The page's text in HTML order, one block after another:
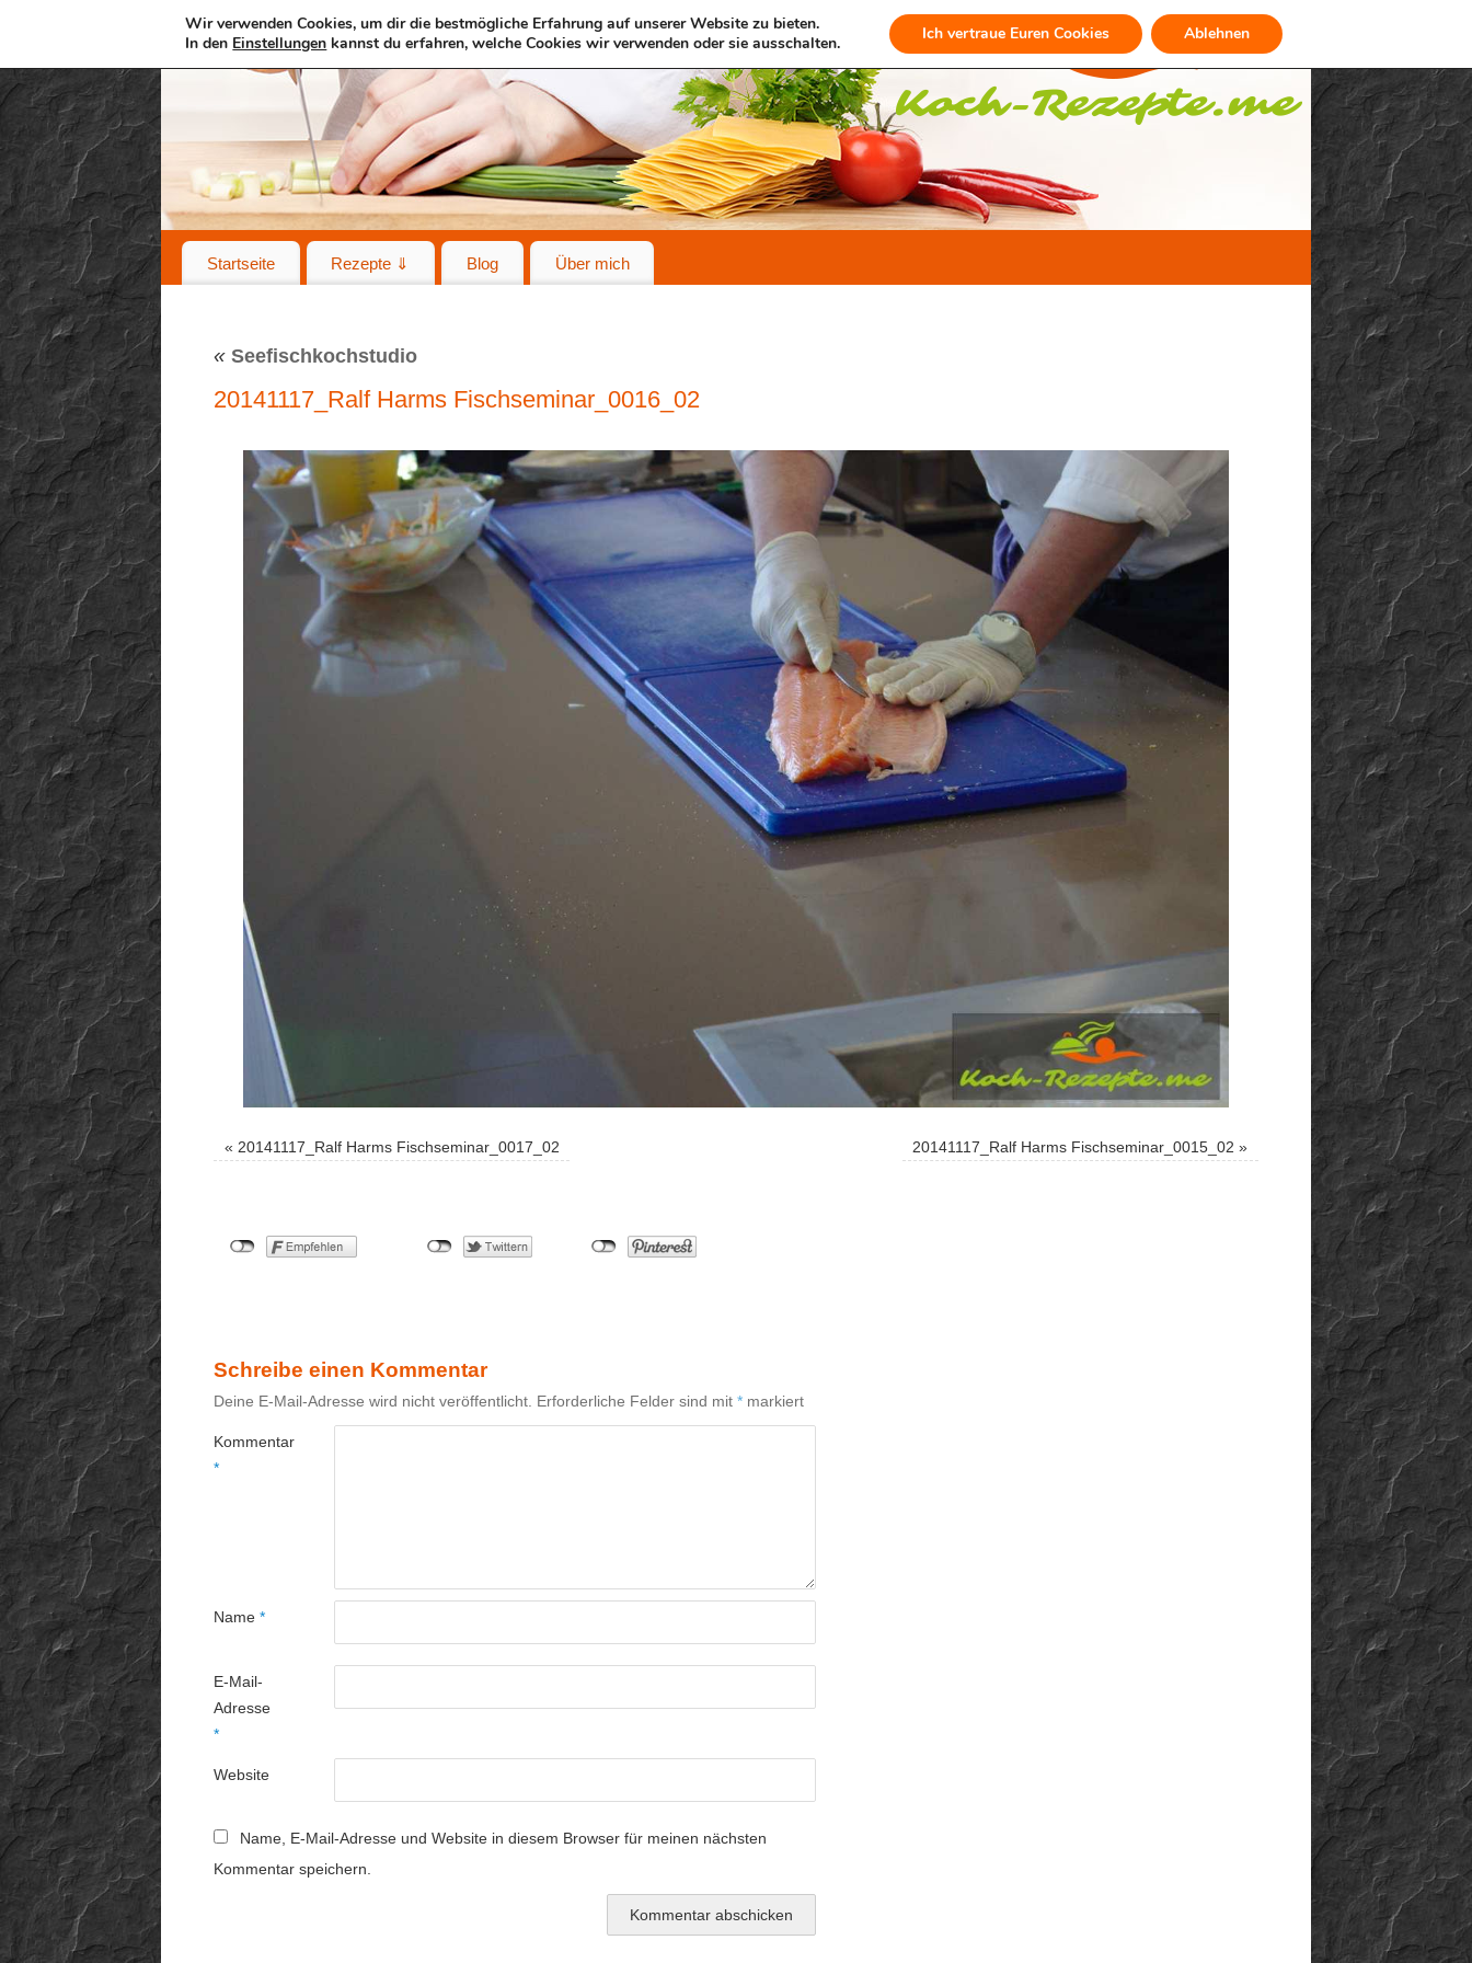
Startseite Rezepte ⇓ Blog Über mich
« Seefischkochstudio
20141117_Ralf Harms Fischseminar_0016_02
« 20141117_Ralf Harms Fischseminar_0017_02 20141117_Ralf Harms Fischseminar_0015_02 »
Schreibe einen Kommentar
Deine E-Mail-Adresse wird nicht veröffentlicht. Erforderliche Felder sind mit * markiert
Kommentar
*
Name *
E-Mail-
Adresse
*
Website
Name, E-Mail-Adresse und Website in diesem Browser für meinen nächsten
Kommentar speichern.
Wir verwenden Cookies, um dir die bestmögliche Erfahrung auf unserer Website zu bieten.
In den Einstellungen kannst du erfahren, welche Cookies wir verwenden oder sie ausschalten. Ich vertraue Euren Cookies Ablehnen